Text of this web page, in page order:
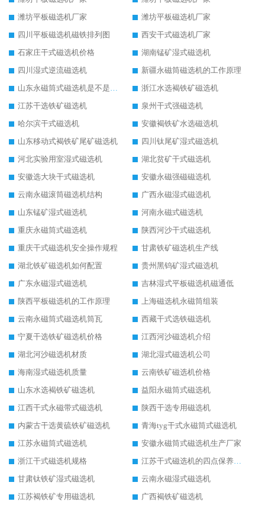
潍坊平板磁选机厂家
潍坊平板磁选机厂家
四川平板磁选机磁铁排列图
西安干式磁选机厂家
石家庄干式磁选机价格
湖南锰矿湿式磁选机
四川湿式逆流磁选机
新疆永磁筒磁选机的工作原理
山东永磁筒式磁选机是不是强磁
浙江水选褐铁矿磁选机
江苏干选铁矿磁选机
泉州干式强磁选机
哈尔滨干式磁选机
安徽褐铁矿水选磁选机
山东移动式褐铁矿尾矿磁选机
四川钛尾矿湿式磁选机
河北实验用室湿式磁选机
湖北贫矿干式磁选机
安徽选大块干式磁选机
安徽永磁强磁磁选机
云南永磁滚筒磁选机结构
广西永磁湿式磁选机
山东锰矿湿式磁选机
河南永磁式磁选机
重庆永磁筒式磁选机
陕西河沙干式磁选机
重庆干式磁选机安全操作规程
甘肃铁矿磁选机生产线
湖北铁矿磁选机如何配置
贵州黑钨矿湿式磁选机
广东永磁湿式磁选机
吉林湿式平板磁选机磁通低
陕西平板磁选机的工作原理
上海磁选机永磁筒组装
云南永磁筒式磁选机筒瓦
西藏干式选铁磁选机
宁夏干选铁矿磁选机价格
江西河沙磁选机介绍
湖北河沙磁选机材质
湖北湿式磁选机公司
海南湿式磁选机质量
云南铁矿磁选机价格
山东水选褐铁矿磁选机
益阳永磁筒式磁选机
江西干式永磁带式磁选机
陕西干选专用磁选机
内蒙古干选黄硫铁矿磁选机
青海tyg干式永磁筒式磁选机
江苏永磁筒式磁选机
安徽永磁筒式磁选机生产厂家
浙江干式磁选机规格
江苏干式磁选机的四点保养秘籍
甘肃钛铁矿湿式磁选机
云南永磁湿式磁选机
江苏褐铁矿专用磁选机
广西褐铁矿磁选机